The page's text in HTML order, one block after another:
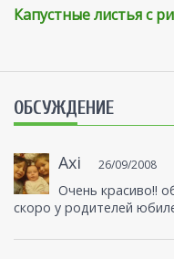
Капустные листья с
ОБСУЖДЕНИЕ
Axi 26/09/2008
Очень красиво!!
скоро у родителей